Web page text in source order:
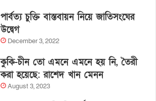
পার্বত্য চুক্তি বাস্তবায়ন নিয়ে জাতিসংঘের
উদ্বেগ
December 3, 2022
কুকি-চীন তো এমনে এমনে হয় নি, তৈরী
করা হয়েছে: রাশেদ খান মেনন
August 3, 2023